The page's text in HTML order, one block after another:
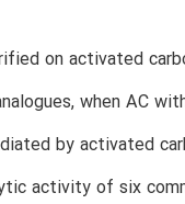
on activated
when AC
by activated
activity of six